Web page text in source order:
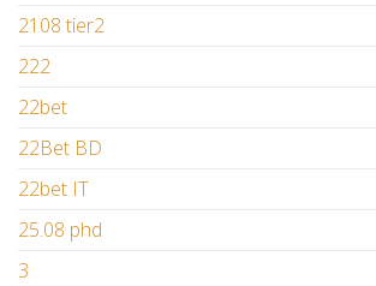
2108 tier2
222
22bet
22Bet BD
22bet IT
25.08 phd
3